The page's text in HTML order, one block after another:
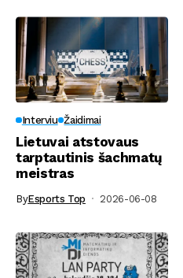
Interviu Žaidimai
Lietuvai atstovaus
tarptautinis šachmatų
meistras
ByEsports Top 2026-06-08